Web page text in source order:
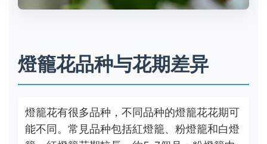
燈籠花品种与花期差异
燈籠花有很多品种，不同品种的燈籠花花期可
能不同。常見品种包括紅燈籠、粉燈籠和白燈